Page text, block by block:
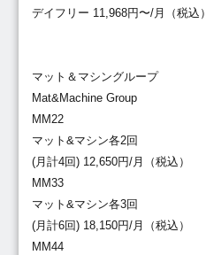
デイフリー 11,968円〜/月（税込）
マット＆マシングループ
Mat&Machine Group
MM22
マット&マシン各2回
(月計4回) 12,650円/月（税込）
MM33
マット&マシン各3回
(月計6回) 18,150円/月（税込）
MM44